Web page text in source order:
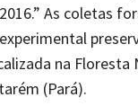
As coletas
na Floresta
(Pará).